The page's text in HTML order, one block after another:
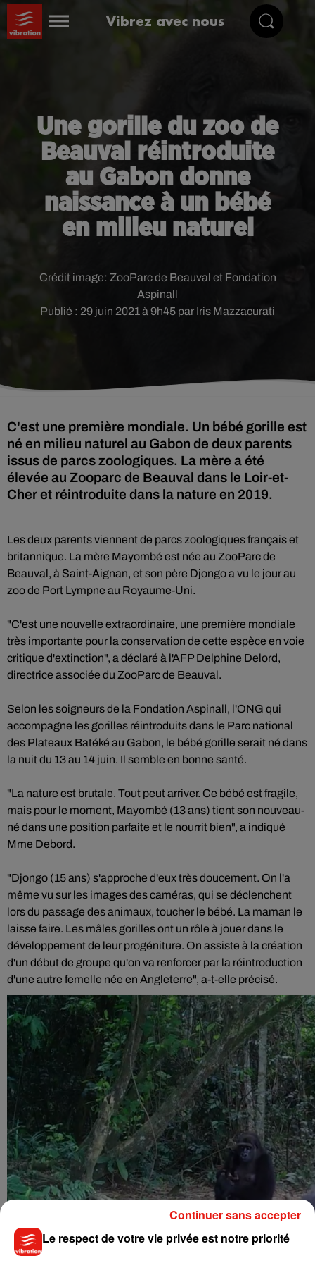
Vibrez avec nous
Une gorille du zoo de
Beauval réintroduite
au Gabon donne
naissance à un bébé
en milieu naturel
Publié : 29 juin 2021 à 9h45 par Iris Mazzacurati
Crédit image: ZooParc de Beauval et Fondation
Aspinall
C'est une première mondiale. Un bébé gorille est
né en milieu naturel au Gabon de deux parents
issus de parcs zoologiques. La mère a été
élevée au Zooparc de Beauval dans le Loir-et-
Cher et réintroduite dans la nature en 2019.
Les deux parents viennent de parcs zoologiques français et
britannique. La mère Mayombé est née au ZooParc de
Beauval, à Saint-Aignan, et son père Djongo a vu le jour au
zoo de Port Lympne au Royaume-Uni.
"C'est une nouvelle extraordinaire, une première mondiale
très importante pour la conservation de cette espèce en voie
critique d'extinction", a déclaré à l'AFP Delphine Delord,
directrice associée du ZooParc de Beauval.
Selon les soigneurs de la Fondation Aspinall, l'ONG qui
accompagne les gorilles réintroduits dans le Parc national
des Plateaux Batéké au Gabon, le bébé gorille serait né dans
la nuit du 13 au 14 juin. Il semble en bonne santé.
"La nature est brutale. Tout peut arriver. Ce bébé est fragile,
mais pour le moment, Mayombé (13 ans) tient son nouveau-
né dans une position parfaite et le nourrit bien", a indiqué
Mme Debord.
"Djongo (15 ans) s'approche d'eux très doucement. On l'a
même vu sur les images des caméras, qui se déclenchent
lors du passage des animaux, toucher le bébé. La maman le
laisse faire. Les mâles gorilles ont un rôle à jouer dans le
développement de leur progéniture. On assiste à la création
d'un début de groupe qu'on va renforcer par la réintroduction
d'une autre femelle née en Angleterre", a-t-elle précisé.
Le respect de votre vie privée est notre priorité
Continuer sans accepter